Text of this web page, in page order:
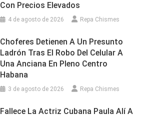
Con Precios Elevados
4 de agosto de 2026 Repa Chismes
Choferes Detienen A Un Presunto
Ladrón Tras El Robo Del Celular A
Una Anciana En Pleno Centro
Habana
3 de agosto de 2026 Repa Chismes
Fallece La Actriz Cubana Paula Alí A